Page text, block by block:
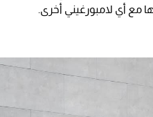
مع أي لامبورغيني أخرى.